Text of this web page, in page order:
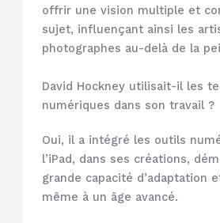
offrir une vision multiple et
sujet, influençant ainsi les
photographes au-delà de la
David Hockney utilisait-il les
numériques dans son travail ?
Oui, il a intégré les outils
l’iPad, dans ses créations,
grande capacité d’adaptation
même à un âge avancé.